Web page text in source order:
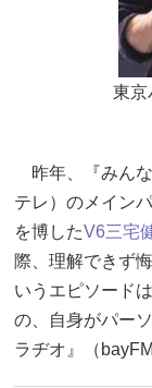
東京
昨年、『みん
テレ）のメイン
を博したV6三宅
際、理解できず
いうエピソード
の、自身がパー
ラヂオ』（